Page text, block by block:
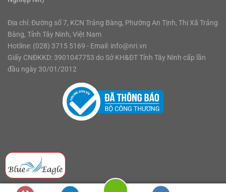
Địa chỉ: Đường số 7, KCN Trảng Bàng, Phường An Tịnh, Thị Xã Trảng
Bàng, Tỉnh Tây Ninh, Việt Nam
Hotline: (028) 3715 5169 - Email: info@nri.vn
Giấy CNĐKKD: 3901047753 do Sở KH&ĐT Tỉnh Tây Ninh cấp lần
đầu ngày 30/01/2012